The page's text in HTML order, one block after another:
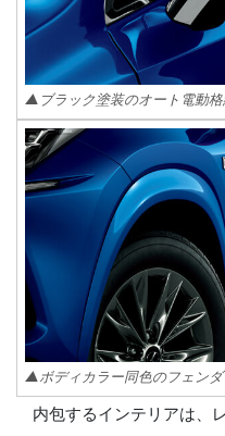
▲ブラック塗装のオート電動
▲ボディカラー同色のフェン
内包するインテリアは、